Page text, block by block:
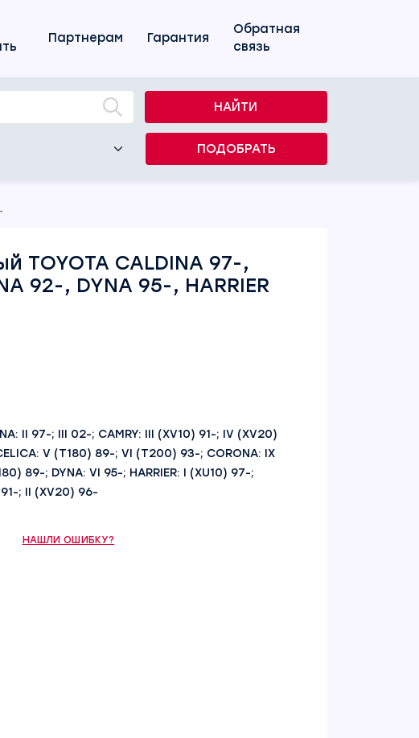
Партнерам Гарантия
Обратная
связь
НАЙТИ
ПОДОБРАТЬ
TOYOTA CALDINA 97-,
92-, DYNA 95-, HARRIER
II 97-; III 02-; CAMRY: III (XV10) 91-; IV (XV20)
V (T180) 89-; VI (T200) 93-; CORONA: IX
89-; DYNA: VI 95-; HARRIER: I (XU10) 97-;
91-; II (XV20) 96-
НАШЛИ ОШИБКУ?